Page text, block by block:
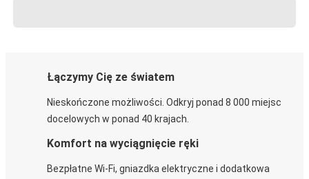
Łączymy Cię ze światem
Nieskończone możliwości. Odkryj ponad 8 000 miejsc
docelowych w ponad 40 krajach.
Komfort na wyciągnięcie ręki
Bezpłatne Wi-Fi, gniazdka elektryczne i dodatkowa